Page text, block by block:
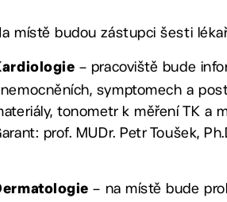
místě budou zástupci šesti
– pracoviště bude
symptomech a
tonometr k měření TK a
prof. MUDr. Petr Toušek,
– na místě bude